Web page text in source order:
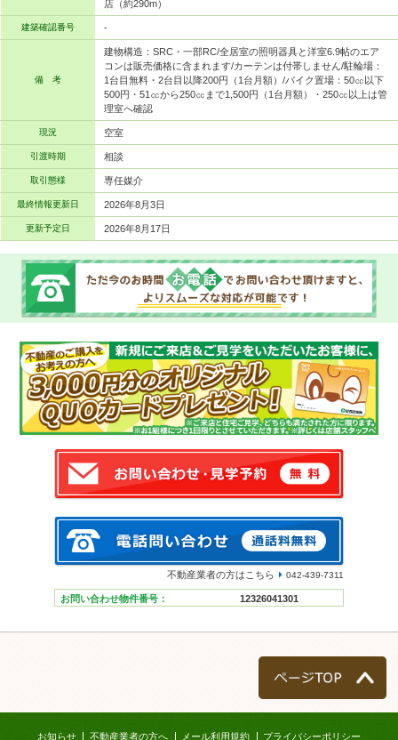
店（約290m）
建築確認番号 -
備 考
建物構造：SRC・一部RC/全居室の照明器具と洋室6.9帖のエア
コンは販売価格に含まれます/カーテンは付帯しません/駐輪場：
1台目無料・2台目以降200円（1台月額）/バイク置場：50㏄以下
500円・51㏄から250㏄まで1,500円（1台月額）・250㏄以上は管
理室へ確認
現況 空室
引渡時期 相談
取引態様 専任媒介
最終情報更新日 2026年8月3日
更新予定日 2026年8月17日
不動産業者の方はこちら 042-439-7311
お問い合わせ物件番号： 12326041301
お知らせ 不動産業者の方へ メール利用規約 プライバシーポリシー